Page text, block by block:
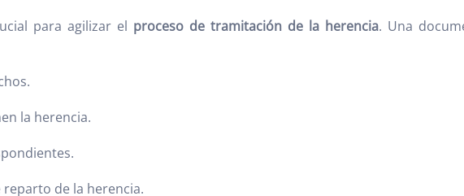
para agilizar el proceso de tramitación de la herencia. Una
la herencia.
de la herencia.